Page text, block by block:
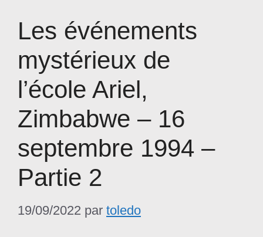
Les événements
mystérieux de
l’école Ariel,
Zimbabwe – 16
septembre 1994 –
Partie 2
19/09/2022 par toledo